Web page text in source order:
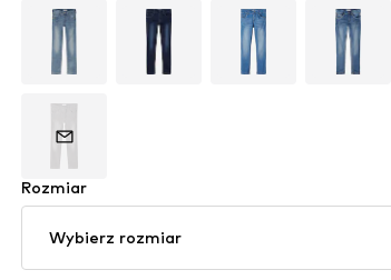
Rozmiar
Wybierz rozmiar